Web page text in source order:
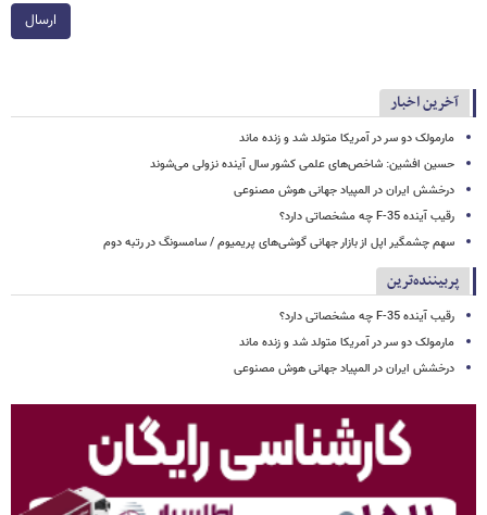
ارسال
آخرین اخبار
مارمولک دو سر در آمریکا متولد شد و زنده ماند
حسین افشین: شاخص‌های علمی کشور سال آینده نزولی می‌شوند
درخشش ایران در المپیاد جهانی هوش مصنوعی
رقیب آینده F-35 چه مشخصاتی دارد؟
سهم چشمگیر اپل از بازار جهانی گوشی‌های پریمیوم / سامسونگ در رتبه دوم
پربیننده‌ترین
رقیب آینده F-35 چه مشخصاتی دارد؟
مارمولک دو سر در آمریکا متولد شد و زنده ماند
درخشش ایران در المپیاد جهانی هوش مصنوعی